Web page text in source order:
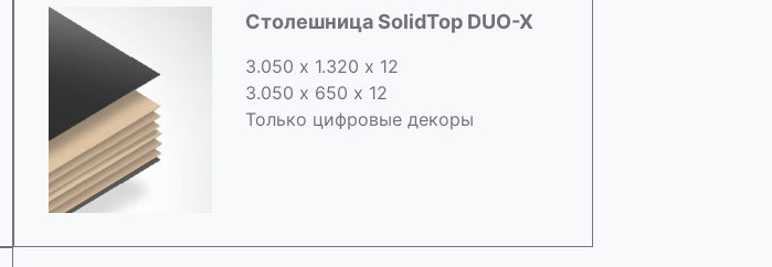
Столешница SolidTop DUO-X
3.050 х 1.320 х 12
3.050 x 650 х 12
Только цифровые декоры